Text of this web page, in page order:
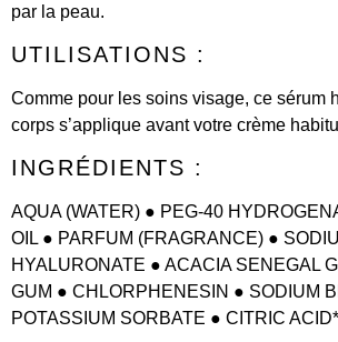
par la peau.
UTILISATIONS :
Comme pour les soins visage, ce sérum
corps s’applique avant votre crème
INGRÉDIENTS :
AQUA (WATER) ● PEG-40
OIL ● PARFUM (FRAGRANCE) ●
HYALURONATE ● ACACIA SENEGAL
GUM ● CHLORPHENESIN ● SODIUM
POTASSIUM SORBATE ● CITRIC ACID*